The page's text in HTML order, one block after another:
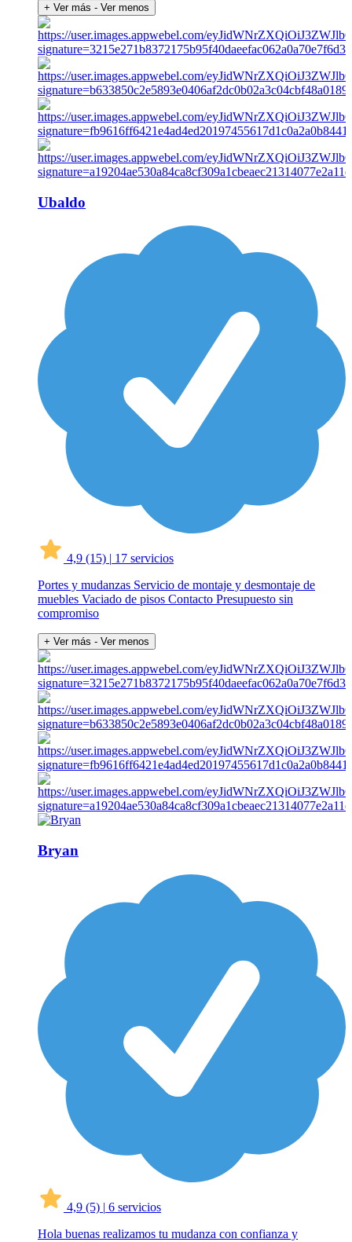
+ Ver más - Ver menos
Ubaldo
4,9 (15) | 17 servicios
Portes y mudanzas Servicio de montaje y desmontaje de
muebles Vaciado de pisos Contacto Presupuesto sin
compromiso
+ Ver más - Ver menos
Bryan
4,9 (5) | 6 servicios
Hola buenas realizamos tu mudanza con confianza y